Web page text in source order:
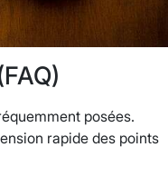
posées.
rapide des points